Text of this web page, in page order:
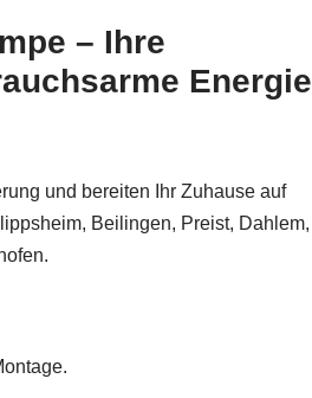
– Ihre
Energie
und bereiten Ihr Zuhause auf
Beilingen, Preist, Dahlem,